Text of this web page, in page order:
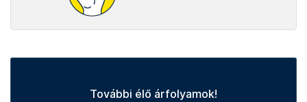
További élő árfolyamok!